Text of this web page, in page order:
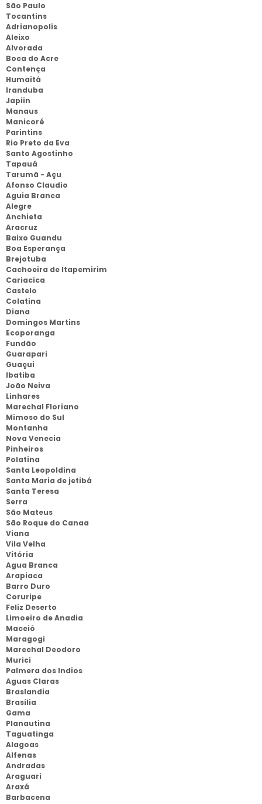
São Paulo
Tocantins
Adrianopolis
Aleixo
Alvorada
Boca do Acre
Contença
Humaitá
Iranduba
Japiin
Manaus
Manicoré
Parintins
Rio Preto da Eva
Santo Agostinho
Tapauá
Tarumã - Açu
Afonso Claudio
Aguia Branca
Alegre
Anchieta
Aracruz
Baixo Guandu
Boa Esperança
Brejotuba
Cachoeira de Itapemirim
Cariacica
Castelo
Colatina
Diana
Domingos Martins
Ecoporanga
Fundão
Guarapari
Guaçui
Ibatiba
João Neiva
Linhares
Marechal Floriano
Mimoso do Sul
Montanha
Nova Venecia
Pinheiros
Polatina
Santa Leopoldina
Santa Maria de jetibá
Santa Teresa
Serra
São Mateus
São Roque do Canaa
Viana
Vila Velha
Vitória
Agua Branca
Arapiaca
Barro Duro
Coruripe
Feliz Deserto
Limoeiro de Anadia
Maceió
Maragogi
Marechal Deodoro
Murici
Palmera dos Indios
Aguas Claras
Braslandia
Brasília
Gama
Planautina
Taguatinga
Alagoas
Alfenas
Andradas
Araguari
Araxá
Barbacena